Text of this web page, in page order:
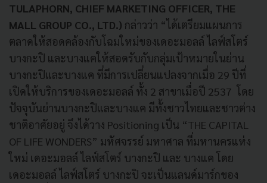
TULAPHORN, CHIEF MARKETING OFFICER, THE
MALL GROUP CO., LTD.) กล่าวว่า “ได้เตรียมแผนการ
ตลาดให้สอดคล้องกับโฉมใหม่ของเดอะมอลล์ ไลฟ์สโตร์
บางกะปิ และบางแคให้สอดรับกับกลุ่มเป้าหมายในย่าน
บางกะปิและบางแค ที่มีการเปลี่ยนแปลงจากเมื่อ 29 ปีที่
เปิดให้บริการของเดอะมอลล์ ทั้ง 2 สาขาเมื่อปี 2537 โดย
ปัจจุบันย่านบางกะปิและบางแค มีทั้งชาวไทยและชาวต่าง
ชาติอาศัยอยู่ จึงได้วาง Positioning เป็น “THE CAPITAL
OF LIFE WONDERS” มหัศจรรย์ มหาศาล ที่มหานครแห่ง
ใหม่ เดอะมอลล์ ไลฟ์สโตร์ บางกะปิ และ บางแค โดย
เดอะมอลล์ ไลฟ์สโตร์ บางกะปิ จะเป็นแลนด์มาร์กของ